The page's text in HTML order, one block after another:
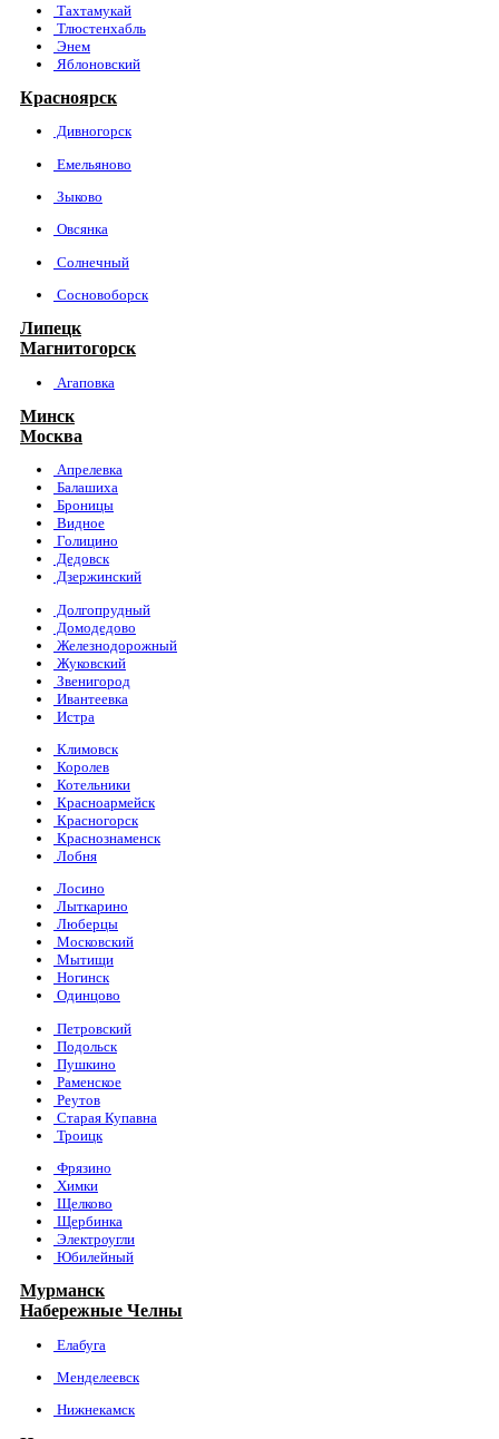
Тахтамукай
Тлюстенхабль
Энем
Яблоновский
Красноярск
Дивногорск
Емельяново
Зыково
Овсянка
Солнечный
Сосновоборск
Липецк
Магнитогорск
Агаповка
Минск
Москва
Апрелевка
Балашиха
Броницы
Видное
Голицино
Дедовск
Дзержинский
Долгопрудный
Домодедово
Железнодорожный
Жуковский
Звенигород
Ивантеевка
Истра
Климовск
Королев
Котельники
Красноармейск
Красногорск
Краснознаменск
Лобня
Лосино
Лыткарино
Люберцы
Московский
Мытищи
Ногинск
Одинцово
Петровский
Подольск
Пушкино
Раменское
Реутов
Старая Купавна
Троицк
Фрязино
Химки
Щелково
Щербинка
Электроугли
Юбилейный
Мурманск
Набережные Челны
Елабуга
Менделеевск
Нижнекамск